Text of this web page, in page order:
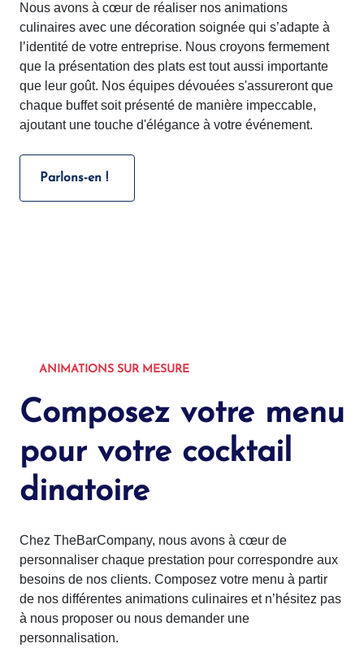
Nous avons à cœur de réaliser nos animations
culinaires avec une décoration soignée qui s’adapte à
l’identité de votre entreprise. Nous croyons fermement
que la présentation des plats est tout aussi importante
que leur goût. Nos équipes dévouées s'assureront que
chaque buffet soit présenté de manière impeccable,
ajoutant une touche d'élégance à votre événement.
Parlons-en !
ANIMATIONS SUR MESURE
Composez votre menu
pour votre cocktail
dinatoire
Chez TheBarCompany, nous avons à cœur de
personnaliser chaque prestation pour correspondre aux
besoins de nos clients. Composez votre menu à partir
de nos différentes animations culinaires et n’hésitez pas
à nous proposer ou nous demander une
personnalisation.